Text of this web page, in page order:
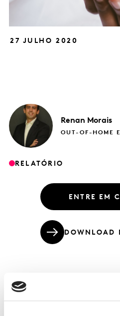
27 JULHO 2020
Renan Morais
OUT-OF-HOME
RELATÓRIO
ENTRE EM
DOWNLOAD
Quais vêm sendo as